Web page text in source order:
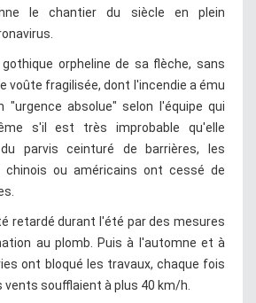
le chantier du siècle en plein
gothique orpheline de sa flèche, sans
voûte fragilisée, dont l'incendie a ému
"urgence absolue" selon l'équipe qui
s'il est très improbable qu'elle
parvis ceinturé de barrières, les
chinois ou américains ont cessé de
retardé durant l'été par des mesures
au plomb. Puis à l'automne et à
ont bloqué les travaux, chaque fois
soufflaient à plus 40 km/h.